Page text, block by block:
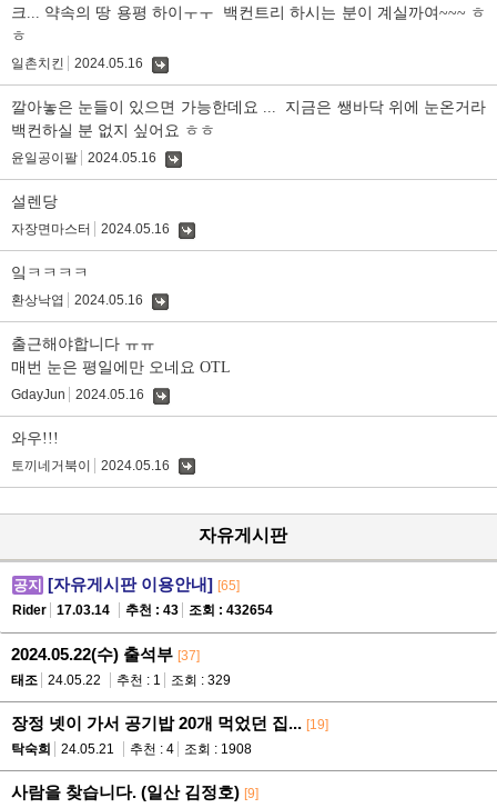
크... 약속의 땅 용평 하이ㅜㅜ 백컨트리 하시는 분이 계실까여~~~ ㅎ
ㅎ
일촌치킨 2024.05.16
깔아놓은 눈들이 있으면 가능한데요 ... 지금은 쌩바닥 위에 눈온거라
백컨하실 분 없지 싶어요 ㅎㅎ
윤일공이팔 2024.05.16
설렌당
자장면마스터 2024.05.16
잌ㅋㅋㅋㅋ
환상낙엽 2024.05.16
출근해야합니다 ㅠㅠ
매번 눈은 평일에만 오네요 OTL
GdayJun 2024.05.16
와우!!!
토끼네거북이 2024.05.16
자유게시판
공지 [자유게시판 이용안내] [65]
Rider
17.03.14 추천 : 43 조회 : 432654
2024.05.22(수) 출석부 [37]
태조
24.05.22 추천 : 1 조회 : 329
장정 넷이 가서 공기밥 20개 먹었던 집... [19]
탁숙희
24.05.21 추천 : 4 조회 : 1908
사람을 찾습니다. (일산 김정호) [9]